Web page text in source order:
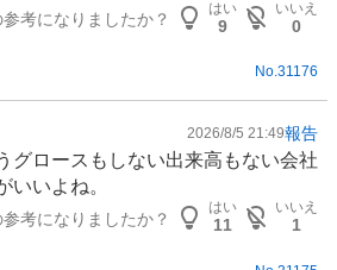
考になりましたか？
はい
9
いいえ
0
No.31176
2026/8/5 21:49報告
グロースもしない出来高もない会社
いいよね。
考になりましたか？
はい
11
いいえ
1